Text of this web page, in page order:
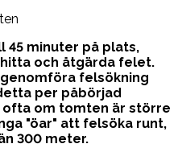
45 minuter på plats,
och åtgärda felet.
felsökning
per påbörjad
ofta om tomten är större
"öar" att felsöka runt,
300 meter.